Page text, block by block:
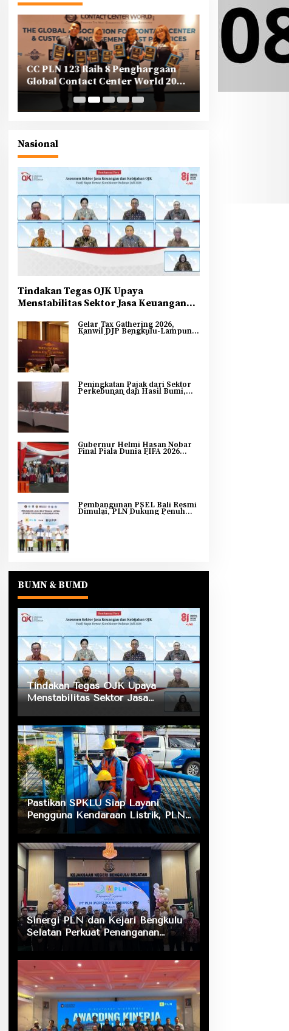
CC PLN 123 Raih 8 Penghargaan
Global Contact Center World 2025
di Yunani
Berkeadilan di
Nasional
Tindakan Tegas OJK Upaya
Menstabilitas Sektor Jasa Keuangan
Penguatan Sektor Keuangan
Gelar Tax Gathering 2026,
Kanwil DJP Bengkulu-Lampung
Sinergikan Pajak dan
Peningkatan Pajak dari Sektor
Perkebunan dan Hasil Bumi,
DJP Bengkulu dan Lampung
Gubernur Helmi Hasan Nobar
Final Piala Dunia FIFA 2026
Bersama Masyarakat, UMKM
Pembangunan PSEL Bali Resmi
Dimulai, PLN Dukung Penuh
Transformasi Nasional
BUMN & BUMD
Tindakan Tegas OJK Upaya
Menstabilitas Sektor Jasa
Sektor Keuangan
Pastikan SPKLU Siap Layani
Pengguna Kendaraan Listrik, PLN
ULP Nusa Indah Lakukan
Daya
Sinergi PLN dan Kejari Bengkulu
Selatan Perkuat Penanganan
Masalah Hukum, Dukung Layanan